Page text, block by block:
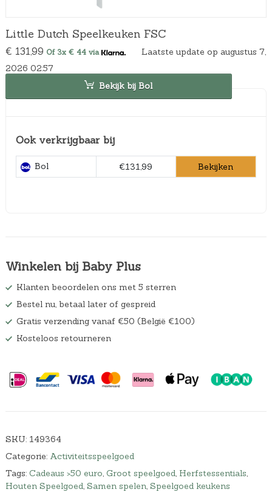
Little Dutch Speelkeuken FSC
€ 131,99 Of 3x € 44 via
Laatste update op augustus 7,
2026 02:57
Bekijk bij Bol
Ook verkrijgbaar bij
Bol €131,99 Bekijken
Winkelen bij Baby Plus
Klanten beoordelen ons met 5 sterren
Bestel nu, betaal later of gespreid
Gratis verzending vanaf €50 (België €100)
Kosteloos retourneren
SKU: 149364
Categorie: Activiteitsspeelgoed
Tags: Cadeaus >50 euro, Groot speelgoed, Herfstessentials,
Houten Speelgoed, Samen spelen, Speelgoed keukens